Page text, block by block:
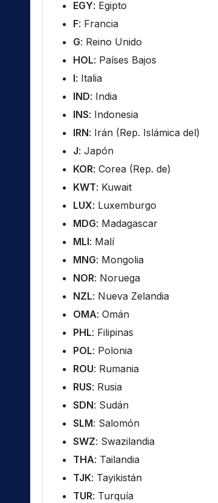
EGY: Egipto
F: Francia
G: Reino Unido
HOL: Países Bajos
I: Italia
IND: India
INS: Indonesia
IRN: Irán (Rep. Islámica del)
J: Japón
KOR: Corea (Rep. de)
KWT: Kuwait
LUX: Luxemburgo
MDG: Madagascar
MLI: Malí
MNG: Mongolia
NOR: Noruega
NZL: Nueva Zelandia
OMA: Omán
PHL: Filipinas
POL: Polonia
ROU: Rumania
RUS: Rusia
SDN: Sudán
SLM: Salomón
SWZ: Swazilandia
THA: Tailandia
TJK: Tayikistán
TUR: Turquía